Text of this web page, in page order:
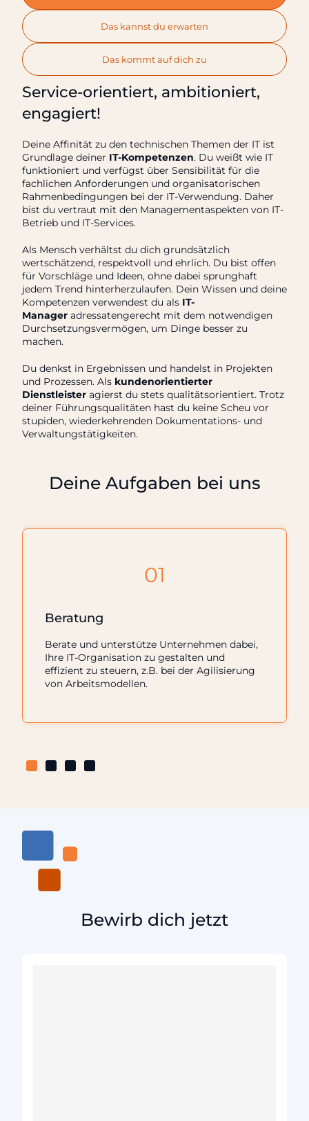
Das kannst du erwarten
Das kommt auf dich zu
Service-orientiert, ambitioniert,
engagiert!
Deine Affinität zu den technischen Themen der IT ist
Grundlage deiner IT-Kompetenzen. Du weißt wie IT
funktioniert und verfügst über Sensibilität für die
fachlichen Anforderungen und organisatorischen
Rahmenbedingungen bei der IT-Verwendung. Daher
bist du vertraut mit den Managementaspekten von IT-
Betrieb und IT-Services.
Als Mensch verhältst du dich grundsätzlich
wertschätzend, respektvoll und ehrlich. Du bist offen
für Vorschläge und Ideen, ohne dabei sprunghaft
jedem Trend hinterherzulaufen. Dein Wissen und deine
Kompetenzen verwendest du als IT-
Manager adressatengerecht mit dem notwendigen
Durchsetzungsvermögen, um Dinge besser zu
machen.
Du denkst in Ergebnissen und handelst in Projekten
und Prozessen. Als kundenorientierter
Dienstleister agierst du stets qualitätsorientiert. Trotz
deiner Führungsqualitäten hast du keine Scheu vor
stupiden, wiederkehrenden Dokumentations- und
Verwaltungstätigkeiten.
Deine Aufgaben bei uns
01
Beratung
Berate und unterstütze Unternehmen dabei,
Ihre IT-Organisation zu gestalten und
effizient zu steuern, z.B. bei der Agilisierung
von Arbeitsmodellen.
Bewirb dich jetzt